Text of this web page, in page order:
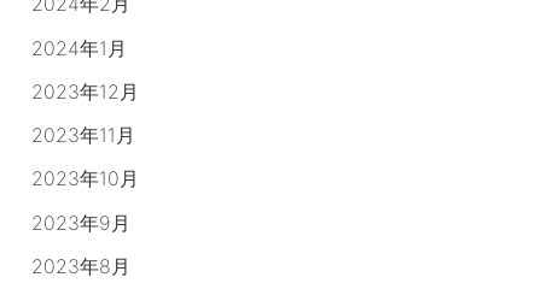
2024年1月
2023年12月
2023年11月
2023年10月
2023年9月
2023年8月